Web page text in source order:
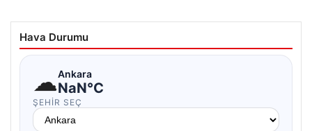
Hava Durumu
☁Ankara
NaN°C
ŞEHIR SEÇ